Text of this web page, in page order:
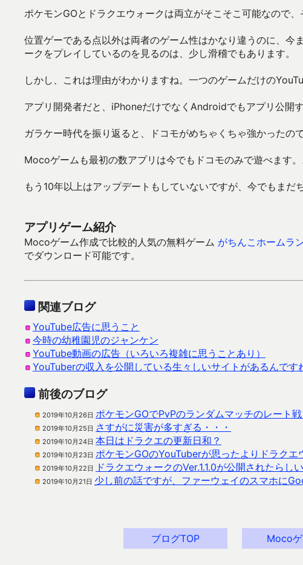
ポケモンGOとドラクエウォークは両立がそこそこ可能なので、
位置ゲーである点以外は両者のゲーム性はかなり違うのに、今
ークをプレイしているのを見るのは、少し滑稽でもあります。
しかし、これは理由がわかりますね。一つのゲームだけの
アプリ開発者だと、iPhoneだけでなくAndroidでもアプリ公開
ガラケー時代を振り返ると、ドコモがめちゃくちゃ強かったの
Mocoゲームも最初の数アプリは今でもドコモのみで遊べます。
もう10年以上はアップデートもしていないですが、今でもまだ
アプリゲーム紹介
Mocoゲーム作成で比較的人気の無料ゲーム がちんこホームラ
でダウンロード可能です。
関連ブログ
YouTube広告に思うこと
今時の幼稚園児のジャンケン
YouTube動画の広告（いろいろ複雑に思うことあり）
YouTuberの収入を公開している生々しいサイトがあるんです
前後のブログ
2019年10月26日 ポケモンGOでPvPのランダムマッチのレート戦
2019年10月25日 さすがに災害が多すぎる・・・
2019年10月24日 本日はドラクエの更新日和？
2019年10月23日 ポケモンGOのYouTuberが思ったよりドラクエ
2019年10月22日 ドラクエウォークのVer.1.1.0が公開されたらし
2019年10月21日 少し前の話ですが、ファーウェイのスマホに
ブログTOP Moco